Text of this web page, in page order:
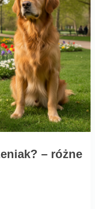
– różne